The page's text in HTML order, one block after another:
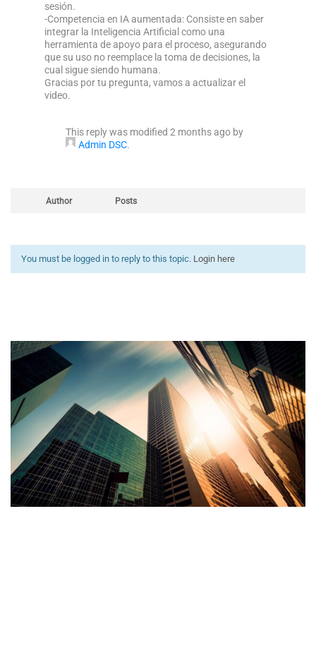
sesión.
-Competencia en IA aumentada: Consiste en saber
integrar la Inteligencia Artificial como una
herramienta de apoyo para el proceso, asegurando
que su uso no reemplace la toma de decisiones, la
cual sigue siendo humana.
Gracias por tu pregunta, vamos a actualizar el
video.
This reply was modified 2 months ago by
Admin DSC.
Author Posts
You must be logged in to reply to this topic. Login here